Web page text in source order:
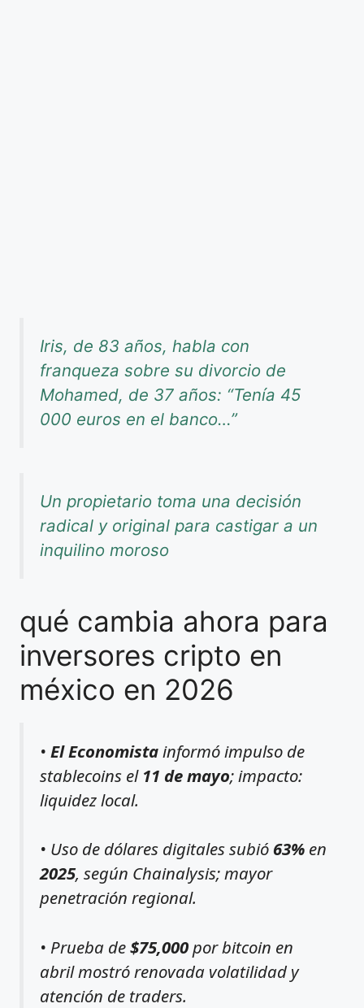
Iris, de 83 años, habla con
franqueza sobre su divorcio de
Mohamed, de 37 años: “Tenía 45
000 euros en el banco…”
Un propietario toma una decisión
radical y original para castigar a un
inquilino moroso
qué cambia ahora para
inversores cripto en
méxico en 2026
• El Economistainformó impulso de
stablecoins el 11 de mayo; impacto:
liquidez local.
• Uso de dólares digitales subió63% en
2025, según Chainalysis; mayor
penetración regional.
• Prueba de$75,000por bitcoin en
abril mostró renovada volatilidad y
atención de traders.